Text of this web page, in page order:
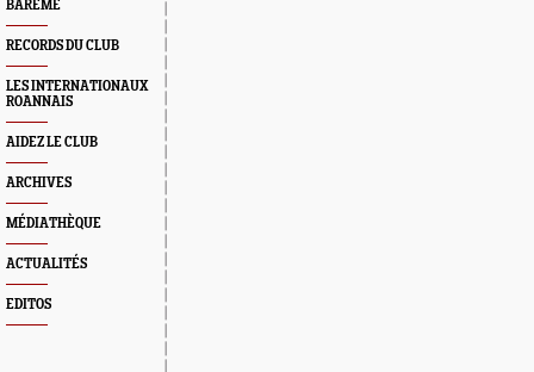
BAREME
RECORDS DU CLUB
LES INTERNATIONAUX
ROANNAIS
AIDEZ LE CLUB
ARCHIVES
MÉDIATHÈQUE
ACTUALITÉS
EDITOS